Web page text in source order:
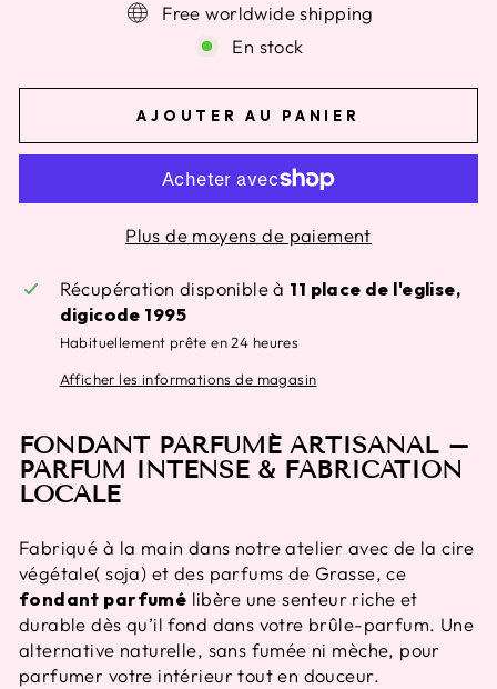
Free worldwide shipping
En stock
AJOUTER AU PANIER
Plus de moyens de paiement
Récupération disponible à 11 place de l'eglise,
digicode 1995
Habituellement prête en 24 heures
Afficher les informations de magasin
FONDANT PARFUMÉ ARTISANAL –
PARFUM INTENSE & FABRICATION
LOCALE
Fabriqué à la main dans notre atelier avec de la cire
végétale( soja) et des parfums de Grasse, ce
fondant parfumé libère une senteur riche et
durable dès qu’il fond dans votre brûle-parfum. Une
alternative naturelle, sans fumée ni mèche, pour
parfumer votre intérieur tout en douceur.